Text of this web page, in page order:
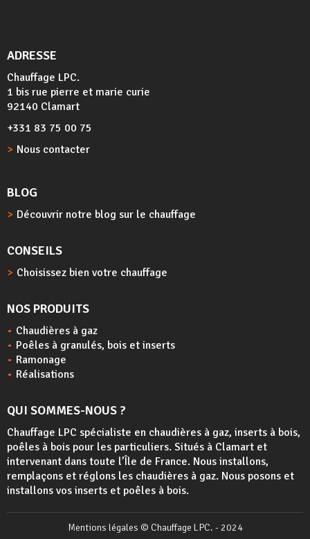
ADRESSE
Chauffage LPC.
1 bis rue pierre et marie curie
92140 Clamart
+331 83 75 00 75
Nous contacter
BLOG
Découvrir notre blog sur le chauffage
CONSEILS
Choisissez bien votre chauffage
NOS PRODUITS
Chaudières à gaz
Poêles à granulés, bois et inserts
Ramonage
Réalisations
QUI SOMMES-NOUS ?
Chauffage LPC spécialiste en chaudières à gaz, inserts à bois,
poêles à bois pour les particuliers. Situés à Clamart et
intervenant dans toute l’Île de France. Nous installons,
remplaçons et réglons les chaudières à gaz. Nous posons et
installons vos inserts et poêles à bois.
Mentions légales © Chauffage LPC. - 2024